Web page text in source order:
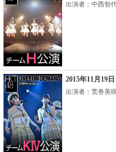
出演者：中西智
2015年11月19
出演者：荒巻美